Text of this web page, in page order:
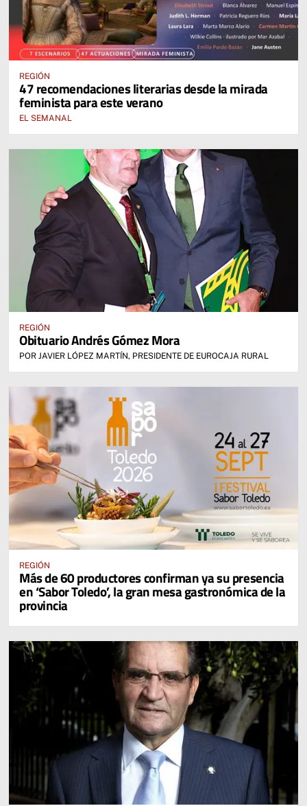
REGIÓN
47 recomendaciones literarias desde la mirada
feminista para este verano
EL SEMANAL
REGIÓN
Obituario Andrés Gómez Mora
POR JAVIER LÓPEZ MARTÍN, PRESIDENTE DE EUROCAJA RURAL
REGIÓN
Más de 60 productores confirman ya su presencia
en ‘Sabor Toledo’, la gran mesa gastronómica de la
provincia